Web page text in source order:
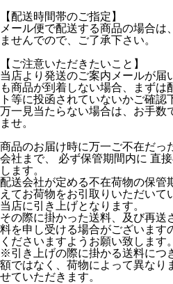
【配送時間帯のご指定】
メール便で配送する商品の場合
ませんでので、ご了承下さい。
【ご注意いただきたいこと】
当店より発送のご案内メールが届
も商品が到着しない場合、まずは
ト等に投函されていないかご確認
万一見当たらない場合は、お手数
ませ。
商品のお届け時に万一ご不在だっ
会社まで、 必ず保管期間内に 直
します。
配送会社が定める不在荷物の保管
えてお荷物をお引取りいただいて
当店に引き上げとなります。
その際に掛かった送料、及び再送
料を申し受ける場合がございます
くださいますようお願い致します。
※引き上げの際に掛かる送料につ
額ではなく、荷物によって異なり
せていただきます。